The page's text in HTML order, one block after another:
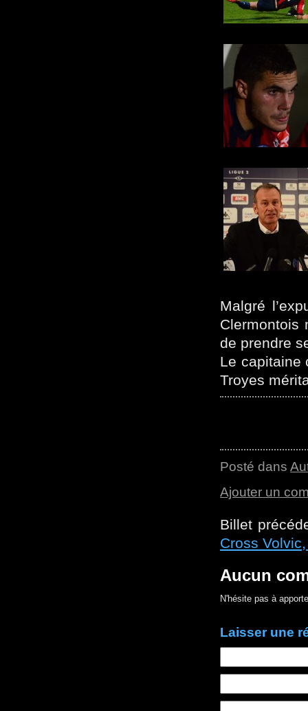
Malgré
Clermontois
de prendre
Le capitaine
Troyes
Posté dans
Ajouter un
Billet
Cross
Aucun
N'hésite pas à
Laisser une